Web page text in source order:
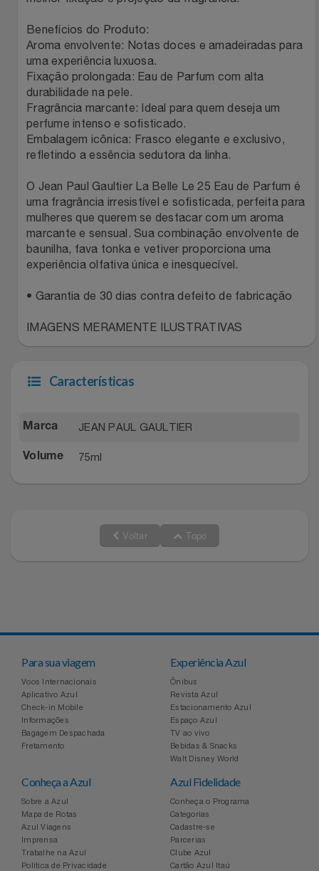
Saúde E Bem-Estar
Utilidades Industriais
Top Store
Tramontina
Weconnect
Benefícios do Produto:
Aroma envolvente: Notas doces e amadeiradas para
uma experiência luxuosa.
Fixação prolongada: Eau de Parfum com alta
durabilidade na pele.
Fragrância marcante: Ideal para quem deseja um
perfume intenso e sofisticado.
Embalagem icônica: Frasco elegante e exclusivo,
refletindo a essência sedutora da linha.
O Jean Paul Gaultier La Belle Le 25 Eau de Parfum é
uma fragrância irresistível e sofisticada, perfeita para
mulheres que querem se destacar com um aroma
marcante e sensual. Sua combinação envolvente de
baunilha, fava tonka e vetiver proporciona uma
experiência olfativa única e inesquecível.
• Garantia de 30 dias contra defeito de fabricação
IMAGENS MERAMENTE ILUSTRATIVAS
Características
Marca JEAN PAUL GAULTIER
Volume 75ml
Voltar Topo
Para sua viagem
Voos Internacionais
Aplicativo Azul
Check-in Mobile
Informações
Bagagem Despachada
Fretamento
Experiência Azul
Ônibus
Revista Azul
Estacionamento Azul
Espaço Azul
TV ao vivo
Bebidas & Snacks
Walt Disney World
Conheça a Azul
Sobre a Azul
Mapa de Rotas
Azul Viagens
Imprensa
Trabalhe na Azul
Política de Privacidade
Azul Fidelidade
Conheça o Programa
Categorias
Cadastre-se
Parcerias
Clube Azul
Cartão Azul Itaú